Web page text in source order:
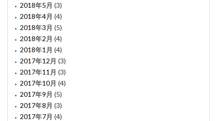
2018年5月 (3)
2018年4月 (4)
2018年3月 (5)
2018年2月 (4)
2018年1月 (4)
2017年12月 (3)
2017年11月 (3)
2017年10月 (4)
2017年9月 (5)
2017年8月 (3)
2017年7月 (4)